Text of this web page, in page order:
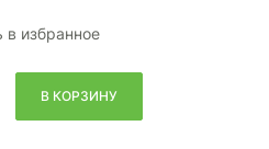
в избранное
В КОРЗИНУ